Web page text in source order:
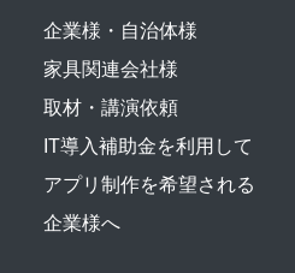
企業様・自治体様
家具関連会社様
取材・講演依頼
IT導入補助金を利用して
アプリ制作を希望される
企業様へ